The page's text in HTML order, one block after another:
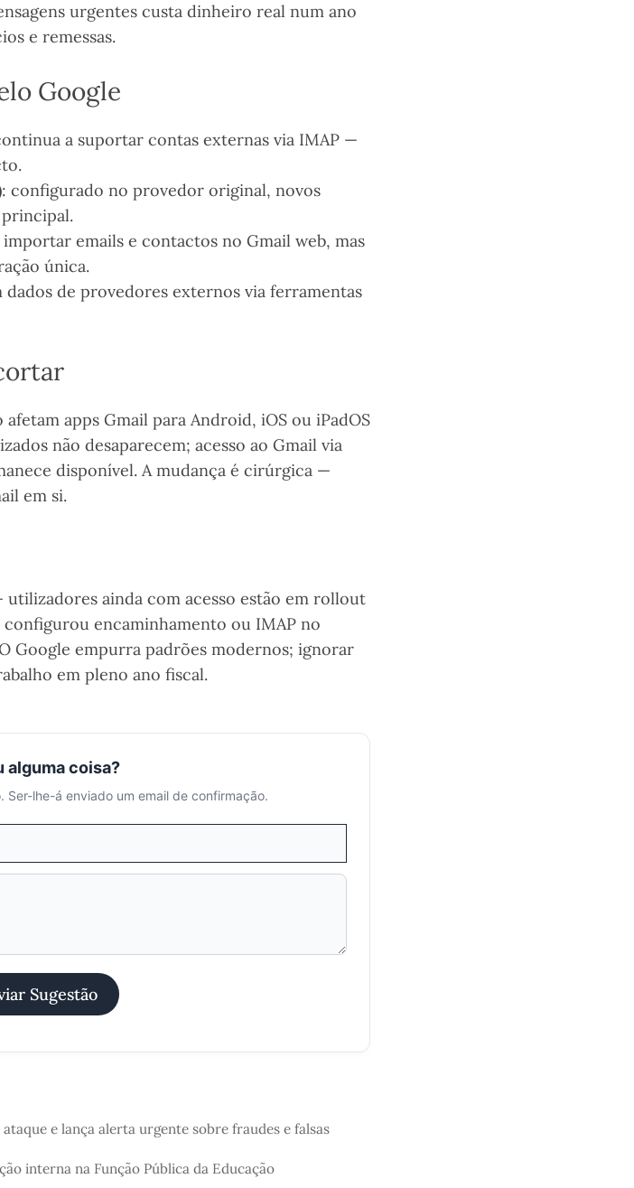
urgentes custa dinheiro real num ano
e remessas.
Google
a suportar contas externas via IMAP —
: configurado no provedor original, novos
importar emails e contactos no Gmail web, mas
única.
dados de provedores externos via ferramentas
apps Gmail para Android, iOS ou iPadOS
não desaparecem; acesso ao Gmail via
disponível. A mudança é cirúrgica —
em si.
ainda com acesso estão em rollout
encaminhamento ou IMAP no
Google empurra padrões modernos; ignorar
em pleno ano fiscal.
alguma coisa?
Ser-lhe-á enviado um email de confirmação.
Sugestão
e lança alerta urgente sobre fraudes e falsas
interna na Função Pública da Educação